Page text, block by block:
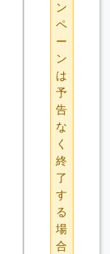
ン
ペ
ー
ン
は
予
告
な
く
終
了
す
る
場
合